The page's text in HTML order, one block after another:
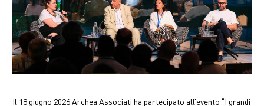
POLICY
CONTATTI
CAREERS
Il 18 giugno 2026 Archea Associati ha partecipato all’evento “I grandi